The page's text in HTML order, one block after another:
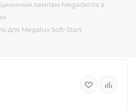
лампам Megadenta в
для Megalux Soft-Start